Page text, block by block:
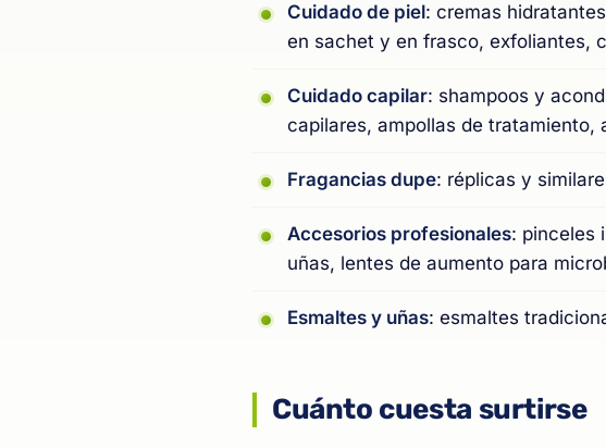
Cuidado de piel: cremas
en sachet y en frasco, exfoliantes,
Cuidado capilar: shampoos y
capilares, ampollas de tratamiento,
Fragancias dupe: réplicas y
Accesorios profesionales: pinceles
uñas, lentes de aumento para
Esmaltes y uñas: esmaltes
Cuánto cuesta surtirse